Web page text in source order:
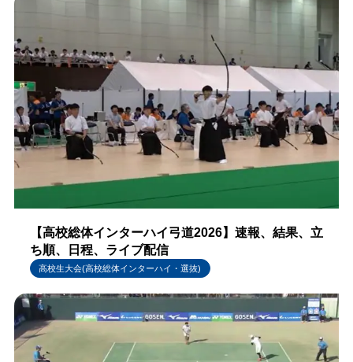
【高校総体インターハイ弓道2026】速報、結果、立
ち順、日程、ライブ配信
高校生大会(高校総体インターハイ・選抜)